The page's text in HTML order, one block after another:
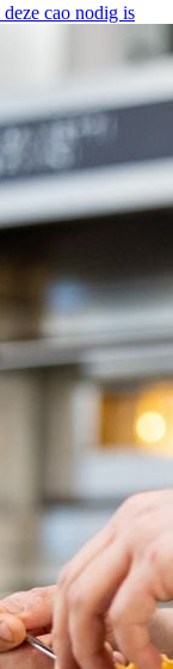
cao nodig is